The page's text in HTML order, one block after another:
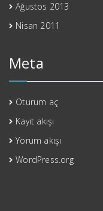
Ağustos 2013
Nisan 2011
Meta
Oturum aç
Kayıt akışı
Yorum akışı
WordPress.org